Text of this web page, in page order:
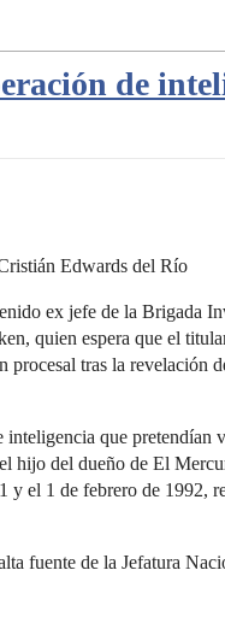
de
Edwards del Río
ex jefe de la Brigada
quien espera que el
tras la revelación
que pretendían
hijo del dueño de El
y el 1 de febrero de 1992,
fuente de la Jefatura